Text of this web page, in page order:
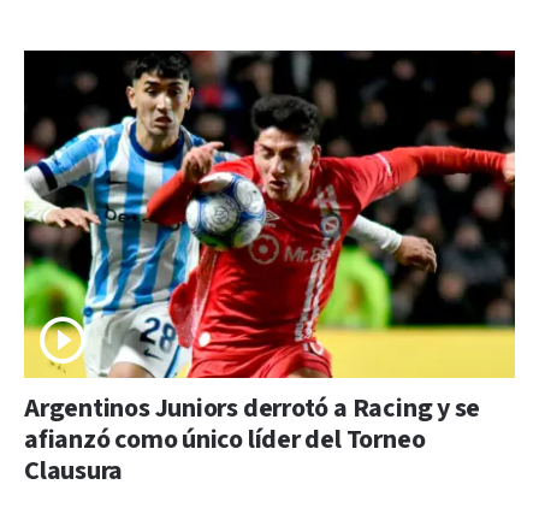
Argentinos Juniors derrotó a Racing y se
afianzó como único líder del Torneo
Clausura